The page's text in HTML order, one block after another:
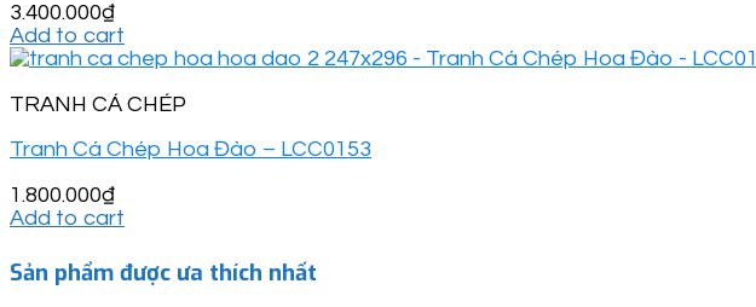
3.400.000₫
Add to cart
TRANH CÁ CHÉP
Tranh Cá Chép Hoa Đào – LCC0153
1.800.000₫
Add to cart
Sản phẩm được ưa thích nhất